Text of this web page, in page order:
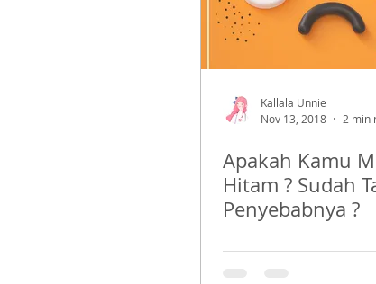
Kallala Unnie
Nov 13, 2018
2 min
Apakah Kamu
Hitam ? Sudah
Penyebabnya ?